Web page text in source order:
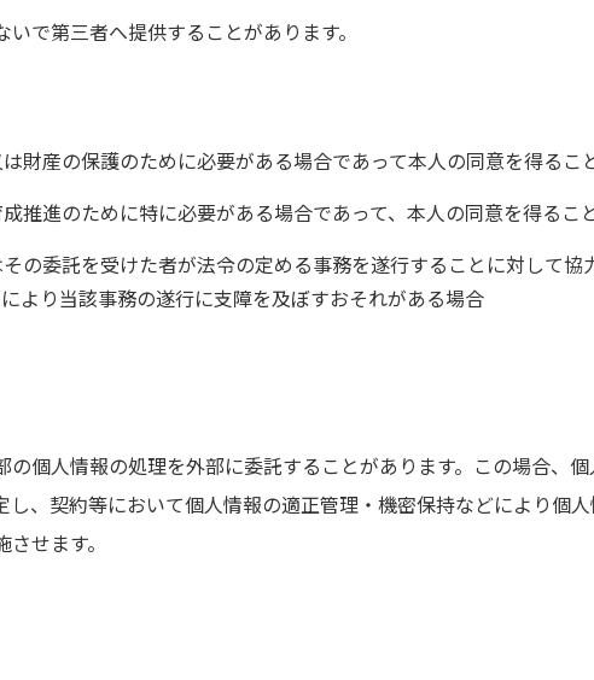
で第三者へ提供することがあります。
財産の保護のために必要がある場合であって本人の同意を得るこ
推進のために特に必要がある場合であって、本人の同意を得るこ
の委託を受けた者が法令の定める事務を遂行することに対して協
より当該事務の遂行に支障を及ぼすおそれがある場合
個人情報の処理を外部に委託することがあります。この場合、
し、契約等において個人情報の適正管理・機密保持などにより個
せます。